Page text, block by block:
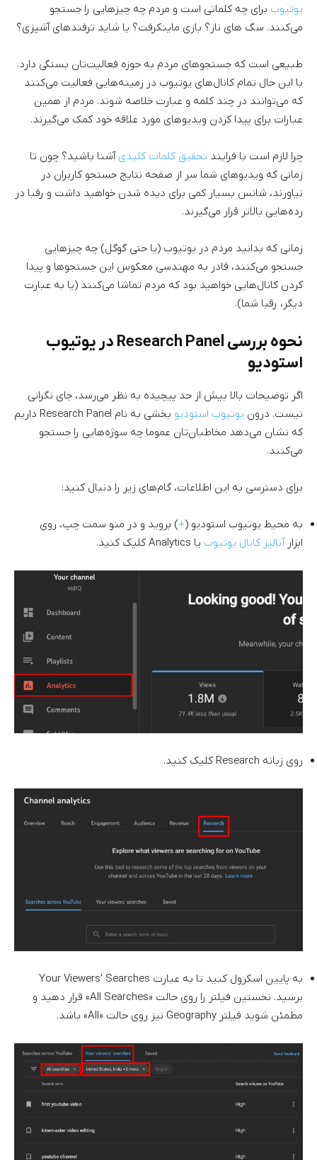
یوتیوب برای چه کلماتی است و مردم چه چیزهایی را جستجو
می‌کنند. سگ های ناز؟ بازی ماینکرفت؟ یا شاید ترفندهای آشپزی؟
طبیعی است که جستجوهای مردم به حوزه فعالیت‌تان بستگی دارد.
با این حال تمام کانال‌های یوتیوب در زمینه‌هایی فعالیت می‌کنند
که می‌توانند در چند کلمه و عبارت خلاصه شوند. مردم از همین
عبارات برای پیدا کردن ویدیوهای مورد علاقه خود کمک می‌گیرند.
چرا لازم است با فرایند تحقیق کلمات کلیدی آشنا باشید؟ چون تا
زمانی که ویدیوهای شما سر از صفحه نتایج جستجو کاربران در
نیاورند، شانس بسیار کمی برای دیده شدن خواهید داشت و رقبا در
رده‌هایی بالاتر قرار می‌گیرند.
زمانی که بدانید مردم در یوتیوب (یا حتی گوگل) چه چیزهایی
جستجو می‌کنند، قادر به مهندسی معکوس این جستجوها و پیدا
کردن کانال‌هایی خواهید بود که مردم تماشا می‌کنند (یا به عبارت
دیگر، رقبا شما).
نحوه بررسی Research Panel در یوتیوب
استودیو
اگر توضیحات بالا بیش از حد پیچیده به نظر می‌رسد، جای نگرانی
نیست. درون یوتیوب استودیو
بخشی به نام Research Panel داریم
که نشان می‌دهد مخاطبان‌تان عموما چه سوژه‌هایی را جستجو
می‌کنند.
برای دسترسی به این اطلاعات،‌ گام‌های زیر را دنبال کنید:
به محیط یوتیوب استودیو (+) بروید و در منو سمت چپ، روی
ابزارآنالیز کانال یوتیوب یا Analytics کلیک کنید.
روی زبانه Research کلیک کنید.
به پایین اسکرول کنید تا به عبارت Your Viewers’ Searches
برسید. نخستین فیلتر را روی حالت «All Searches» قرار دهید و
مطمئن شوید فیلتر Geography نیز روی حالت «All» باشد.